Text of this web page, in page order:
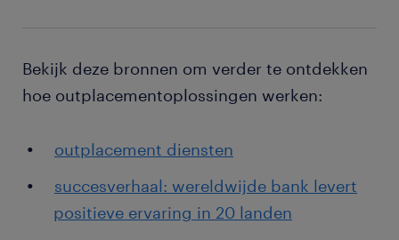
Bekijk deze bronnen om verder te ontdekken
hoe outplacementoplossingen werken:
outplacement diensten
succesverhaal: wereldwijde bank levert
positieve ervaring in 20 landen